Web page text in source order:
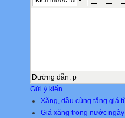
Đường dẫn: p
Gửi ý kiến
Xăng, dầu cùng tăng giá
Giá xăng trong nước